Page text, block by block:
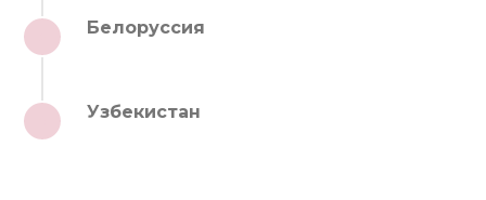
Белоруссия
Узбекистан